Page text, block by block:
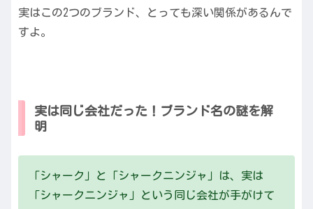
実はこの2つのブランド、とっても深い関係があるんで
すよ。
実は同じ会社だった！ブランド名の謎を解
明
「シャーク」と「シャークニンジャ」は、実は
「シャークニンジャ」という同じ会社が手がけて